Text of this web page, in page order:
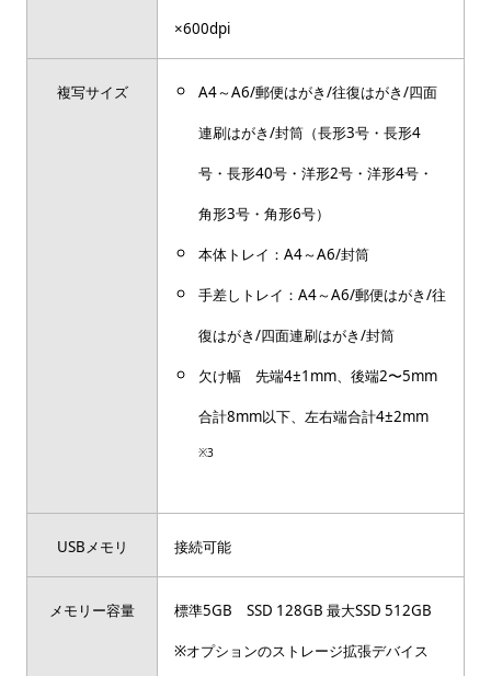
×600dpi
複写サイズ A4～A6/郵便はがき/往復はがき/四面
連刷はがき/封筒（長形3号・長形4
号・長形40号・洋形2号・洋形4号・
角形3号・角形6号）
本体トレイ：A4～A6/封筒
手差しトレイ：A4～A6/郵便はがき/往
復はがき/四面連刷はがき/封筒
欠け幅 先端4±1mm、後端2〜5mm
合計8mm以下、左右端合計4±2mm
※3
USBメモリ 接続可能
メモリー容量 標準5GB SSD 128GB 最大SSD 512GB
※オプションのストレージ拡張デバイス